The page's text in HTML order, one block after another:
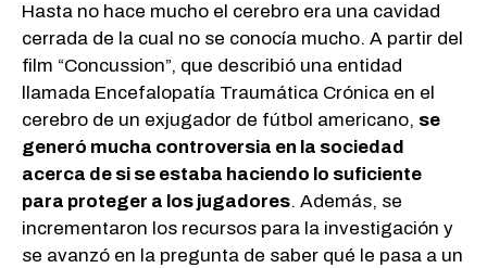
Hasta no hace mucho el cerebro era una cavidad
cerrada de la cual no se conocía mucho. A partir del
film “Concussion”, que describió una entidad
llamada Encefalopatía Traumática Crónica en el
cerebro de un exjugador de fútbol americano, se
generó mucha controversia en la sociedad
acerca de si se estaba haciendo lo suficiente
para proteger a los jugadores. Además, se
incrementaron los recursos para la investigación y
se avanzó en la pregunta de saber qué le pasa a un